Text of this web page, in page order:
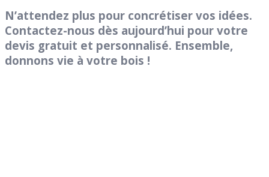
N’attendez plus pour concrétiser vos idées.
Contactez-nous dès aujourd’hui pour votre
devis gratuit et personnalisé. Ensemble,
donnons vie à votre bois !